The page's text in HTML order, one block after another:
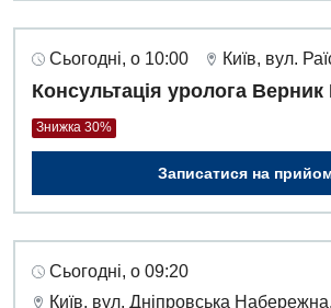
Травматологічне відділення
Травматологія і ортопедія
Урологічне відділення
Урологія
Фізіотерапія
Хірургічне відділення
Сьогодні, о 10:00 Київ, вул.
Консультація уролога
Знижка 30%
Записатися на
Сьогодні, о 09:20
Київ, вул. Дніпровська